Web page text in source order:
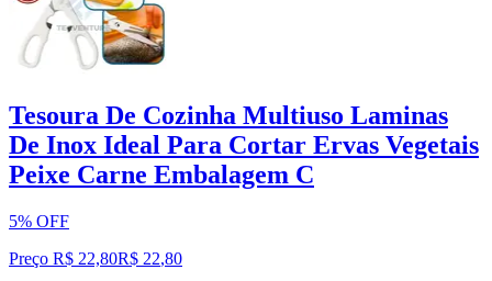
Tesoura De Cozinha Multiuso Laminas
De Inox Ideal Para Cortar Ervas Vegetais
Peixe Carne Embalagem C
5% OFF
Preço R$ 22,80R$ 22,80